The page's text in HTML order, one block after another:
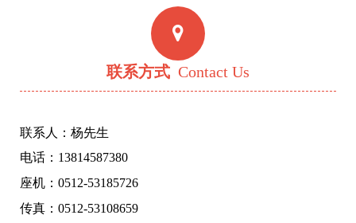
联系方式 Contact Us
联系人：杨先生
电话：13814587380
座机：0512-53185726
传真：0512-53108659